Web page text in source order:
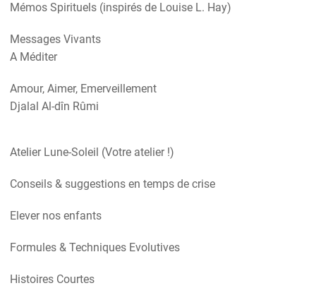
Mémos Spirituels (inspirés de Louise L. Hay)
Messages Vivants
A Méditer
Amour, Aimer, Emerveillement
Djalal Al-dîn Rûmi
Atelier Lune-Soleil (Votre atelier !)
Conseils & suggestions en temps de crise
Elever nos enfants
Formules & Techniques Evolutives
Histoires Courtes